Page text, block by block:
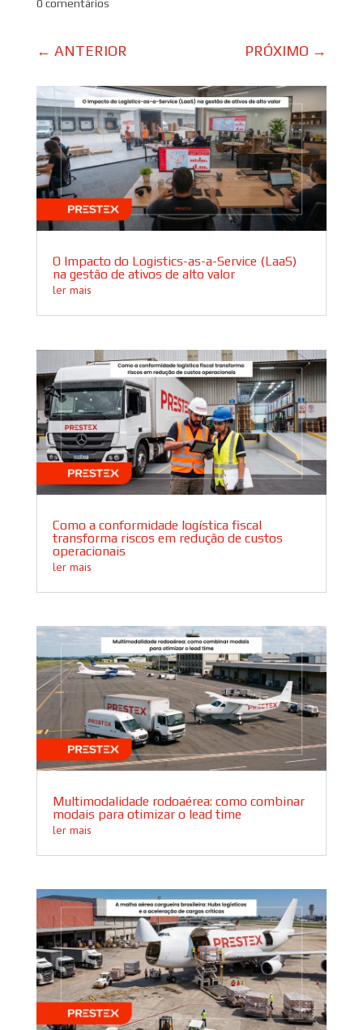
0 comentários
← ANTERIOR PRÓXIMO →
O Impacto do Logistics-as-a-Service (LaaS)
na gestão de ativos de alto valor
ler mais
Como a conformidade logística fiscal
transforma riscos em redução de custos
operacionais
ler mais
Multimodalidade rodoaérea: como combinar
modais para otimizar o lead time
ler mais